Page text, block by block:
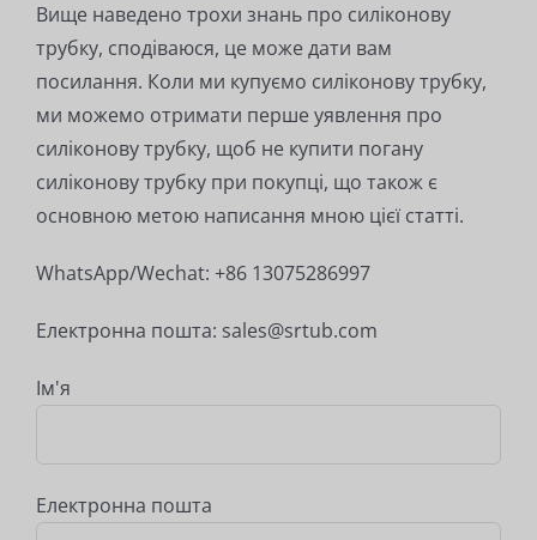
Вище наведено трохи знань про силіконову
трубку, сподіваюся, це може дати вам
посилання. Коли ми купуємо силіконову трубку,
ми можемо отримати перше уявлення про
силіконову трубку, щоб не купити погану
силіконову трубку при покупці, що також є
основною метою написання мною цієї статті.
WhatsApp/Wechat: +86 13075286997
Електронна пошта: sales@srtub.com
Ім'я
Електронна пошта